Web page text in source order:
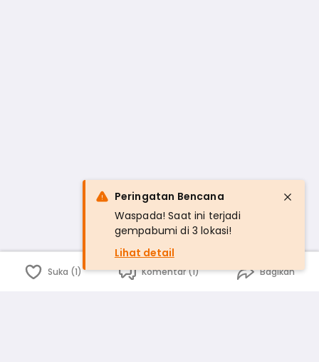
Suka (1) Komentar (1) Bagikan
Peringatan Bencana
Waspada! Saat ini terjadi
gempabumi di 3 lokasi!
Lihat detail